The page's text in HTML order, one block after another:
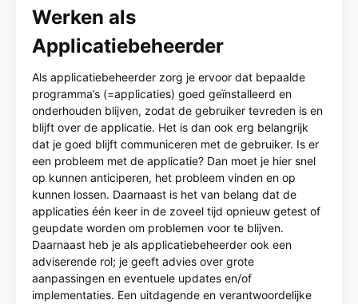
Werken als
Applicatiebeheerder
Als applicatiebeheerder zorg je ervoor dat bepaalde
programma’s (=applicaties) goed geïnstalleerd en
onderhouden blijven, zodat de gebruiker tevreden is en
blijft over de applicatie. Het is dan ook erg belangrijk
dat je goed blijft communiceren met de gebruiker. Is er
een probleem met de applicatie? Dan moet je hier snel
op kunnen anticiperen, het probleem vinden en op
kunnen lossen. Daarnaast is het van belang dat de
applicaties één keer in de zoveel tijd opnieuw getest of
geupdate worden om problemen voor te blijven.
Daarnaast heb je als applicatiebeheerder ook een
adviserende rol; je geeft advies over grote
aanpassingen en eventuele updates en/of
implementaties. Een uitdagende en verantwoordelijke